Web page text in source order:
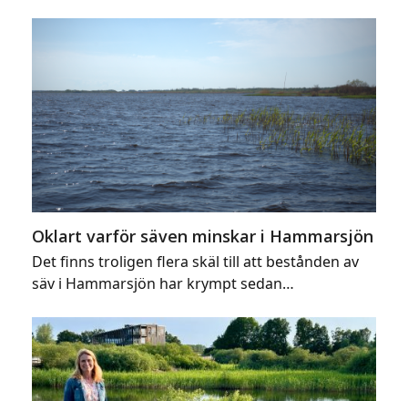
Oklart varför säven minskar i Hammarsjön
Det finns troligen flera skäl till att bestånden av
säv i Hammarsjön har krympt sedan…